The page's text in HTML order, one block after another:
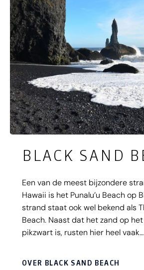
BLACK SAND
Een van de meest bijzondere
Hawaii is het Punalu’u Beach op
strand staat ook wel bekend als
Beach. Naast dat het zand op
pikzwart is, rusten hier heel vaak
OVER BLACK SAND BEACH